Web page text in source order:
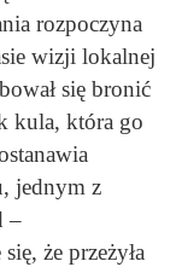
rozpoczyna
wizji lokalnej
się bronić
kula, która go
jednym z
–
że przeżyła